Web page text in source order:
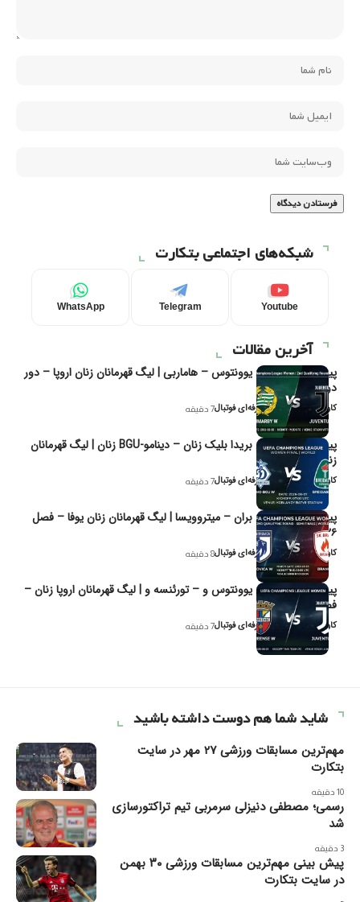
شبکه‌های اجتماعی بتکارت
Youtube
Telegram
WhatsApp
آخرین مقالات
پیش‌بینی و تحلیل یوونتوس – هاماربی | لیگ قهرمانان زنان اروپا – دور
دوم مرحله
کاوه نیک‌فر، تحلیل‌گر حرفه‌ای فوتبال7 دقیقه
پیش‌بینی و تحلیل بریدا بلیک زنان – دینامو-BGU زنان | لیگ قهرمانان
زنان یوفا
کاوه نیک‌فر، تحلیل‌گر حرفه‌ای فوتبال7 دقیقه
پیش‌بینی و تحلیل بران – میتروویسا | لیگ قهرمانان زنان یوفا – فصل
۲۰۲۶
کاوه نیک‌فر، تحلیل‌گر حرفه‌ای فوتبال8 دقیقه
پیش‌بینی و تحلیل یوونتوس و – تورئنسه و | لیگ قهرمانان اروپا زنان –
فصل ۲۰۲۶
کاوه نیک‌فر، تحلیل‌گر حرفه‌ای فوتبال7 دقیقه
شاید شما هم دوست داشته باشید
مهم‌ترین مسابقات ورزشی ۲۷ مهر در سایت
بتکارت
10 دقیقه
رسمی؛ مصطفی دنیزلی سرمربی تیم تراکتورسازی
شد
3 دقیقه
پیش بینی مهم‌ترین مسابقات ورزشی ۳۰ بهمن
در سایت بتکارت